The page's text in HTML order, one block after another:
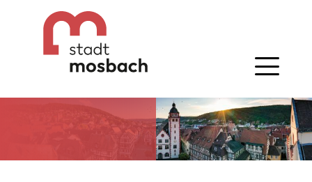
Gehe zum Navigationsbereich
Gehe zum Inhalt